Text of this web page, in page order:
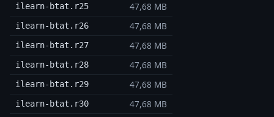
ilearn-btat.r25 47,68 MB
ilearn-btat.r26 47,68 MB
ilearn-btat.r27 47,68 MB
ilearn-btat.r28 47,68 MB
ilearn-btat.r29 47,68 MB
ilearn-btat.r30 47,68 MB